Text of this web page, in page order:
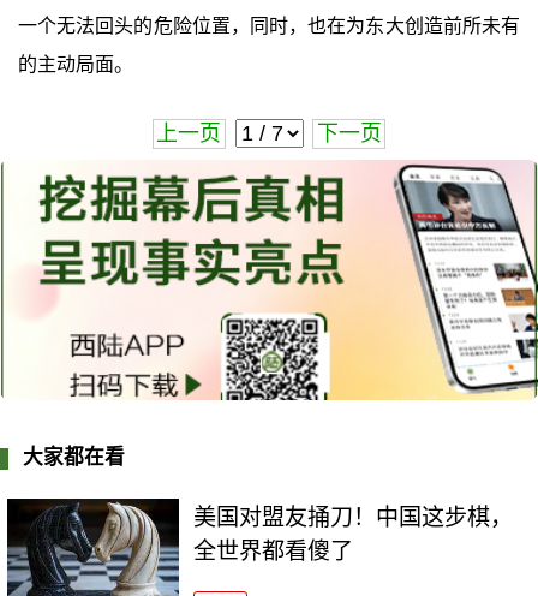
一个无法回头的危险位置，同时，也在为东大创造前所未有
的主动局面。
上一页 下一页
大家都在看
美国对盟友捅刀！中国这步棋，
全世界都看傻了